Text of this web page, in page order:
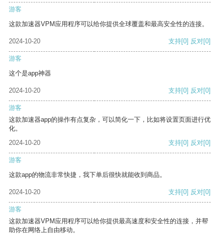
游客
这款加速器VPM应用程序可以给你提供全球覆盖和最高安全性的连接。
2024-10-20 支持[0] 反对[0]
游客
这个是app神器
2024-10-20 支持[0] 反对[0]
游客
这款加速器app的操作有点复杂，可以简化一下，比如将设置页面进行优
化。
2024-10-20
支持[0] 反对[0]
游客
这款app的物流非常快捷，我下单后很快就能收到商品。
2024-10-20 支持[0] 反对[0]
游客
这款加速器VPM应用程序可以给你提供最高速度和安全性的连接，并帮
助你在网络上自由移动。